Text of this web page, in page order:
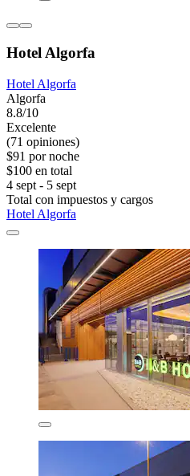
Hotel Algorfa
Hotel Algorfa
Algorfa
8.8/10
Excelente
(71 opiniones)
$91 por noche
$100 en total
4 sept - 5 sept
Total con impuestos y cargos
Hotel Algorfa